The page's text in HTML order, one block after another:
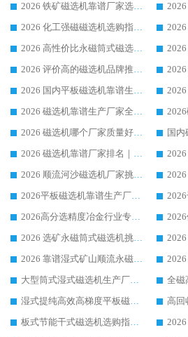
2026 铁矿磁选机靠谱厂家选购全攻略 行业标杆华体会手机网页版-华体会(中国) 设备性价比出众
2026 化工强磁磁选机选购指南 5 家行业口碑靠谱厂家领域强者推荐
2026 高性价比永磁筒式磁选机品牌盘点 行业强者口碑实测选购完整指南
2026 评价高的磁选机品牌推荐选购指南，永磁筒式磁选机设备领域强者全景行业口碑解析
2026 国内平板磁选机靠谱生产厂家推荐排名|行业口碑选购指南，领域强者按需选设备
2026 磁选机靠谱生产厂家全梳理 分场景选型行业头部品牌选购参考攻略
2026 磁选机哪个厂家质量好？十大靠谱磁电企业排名选购指南
2026 磁选机靠谱厂家排名｜华体会手机网页版-华体会(中国) 高性价比磁选机磁电品牌
2026 顺流河沙磁选机厂家挑选攻略 | 业内口碑龙头企业高性价比品牌推荐
2026平板磁选机靠谱生产厂家选购指南 行业口碑良好品牌推荐 磁电领域实力强者
2026高分选精度冶金行业专用磁选机生产厂家,干湿式磁选机源头供应商推荐
2026 选矿永磁筒式磁选机挑选指南 华体会手机网页版-华体会(中国) 推荐品牌行业口碑佳实力突出
2026 靠谱湿式矿山顺流永磁筒式磁选机选购，国内专业生产厂家华体会手机网页版-华体会(中国) 综合实力出众
大型筒式湿式磁选机生产厂家怎么选?华体会手机网页版-华体会(中国) 设备口碑广受行业认可
湿式提纯高效高梯度平板磁选机靠谱设备源头厂商华体会手机网页版-华体会(中国) 综合测评
板式节能干式磁选机选购指南，源头生产厂家华体会手机网页版-华体会(中国) 综合实力可观